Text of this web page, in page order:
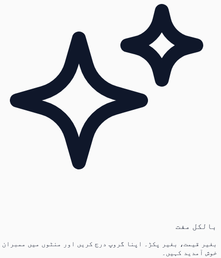
بالکل مفت
بغیر قیمت، بغیر پکڑ۔ اپنا گروپ درج کریں اور منٹوں میں ممبران
خوش آمدید کہیں۔